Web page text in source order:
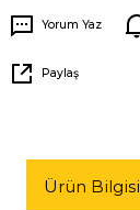
Yorum Yaz
Paylaş
Ürün Bilgisi